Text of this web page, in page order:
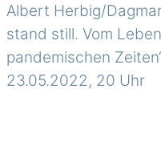
Albert Herbig/
stand still. Vom
pandemischen
23.05.2022, 20 Uhr